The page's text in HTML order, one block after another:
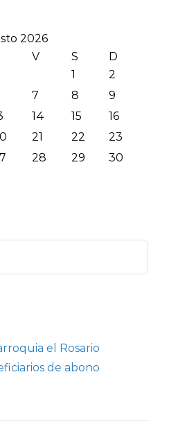
2026
V S
D
1
2
7 8
9
14 15
16
21 22
23
28 29
30
el Rosario
de abono